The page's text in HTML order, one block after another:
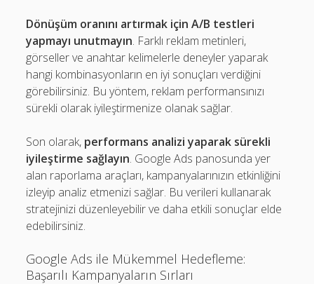
Dönüşüm oranını artırmak için A/B testleri
yapmayı unutmayın. Farklı reklam metinleri,
görseller ve anahtar kelimelerle deneyler yaparak
hangi kombinasyonların en iyi sonuçları verdiğini
görebilirsiniz. Bu yöntem, reklam performansınızı
sürekli olarak iyileştirmenize olanak sağlar.
Son olarak, performans analizi yaparak sürekli
iyileştirme sağlayın. Google Ads panosunda yer
alan raporlama araçları, kampanyalarınızın etkinliğini
izleyip analiz etmenizi sağlar. Bu verileri kullanarak
stratejinizi düzenleyebilir ve daha etkili sonuçlar elde
edebilirsiniz.
Google Ads ile Mükemmel Hedefleme:
Başarılı Kampanyaların Sırları